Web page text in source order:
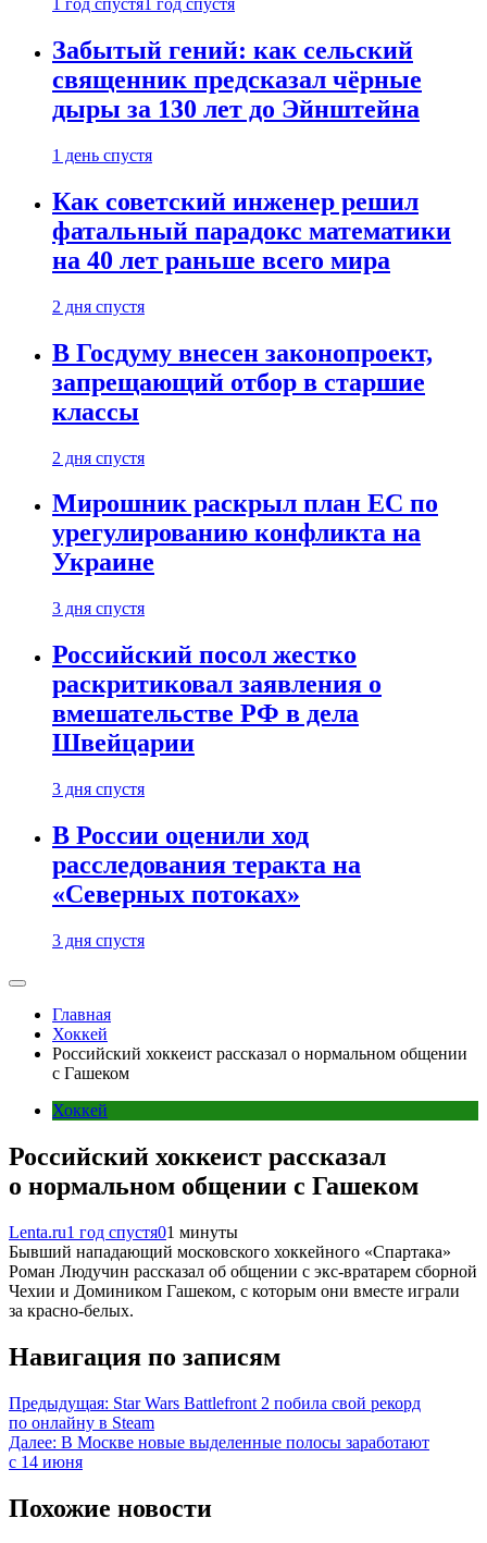
1 год спустя 1 год спустя
Забытый гений: как сельский
священник предсказал чёрные
дыры за 130 лет до Эйнштейна
1 день спустя
Как советский инженер решил
фатальный парадокс математики
на 40 лет раньше всего мира
2 дня спустя
В Госдуму внесен законопроект,
запрещающий отбор в старшие
классы
2 дня спустя
Мирошник раскрыл план ЕС по
урегулированию конфликта на
Украине
3 дня спустя
Российский посол жестко
раскритиковал заявления о
вмешательстве РФ в дела
Швейцарии
3 дня спустя
В России оценили ход
расследования теракта на
«Северных потоках»
3 дня спустя
Главная
Хоккей
Российский хоккеист рассказал о нормальном общении
с Гашеком
Хоккей
Российский хоккеист рассказал
о нормальном общении с Гашеком
Lenta.ru1 год спустя01 минуты
Бывший нападающий московского хоккейного «Спартака»
Роман Людучин рассказал об общении с экс-вратарем сборной
Чехии и Домиником Гашеком, с которым они вместе играли
за красно-белых.
Навигация по записям
Предыдущая: Star Wars Battlefront 2 побила свой рекорд
по онлайну в Steam
Далее: В Москве новые выделенные полосы заработают
с 14 июня
Похожие новости